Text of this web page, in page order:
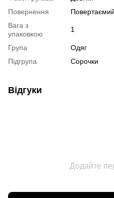
Повернення
Повертаємий
Вага з
упаковкою
1
Група
Одяг
Підгрупа
Сорочки
Відгуки
Додайте